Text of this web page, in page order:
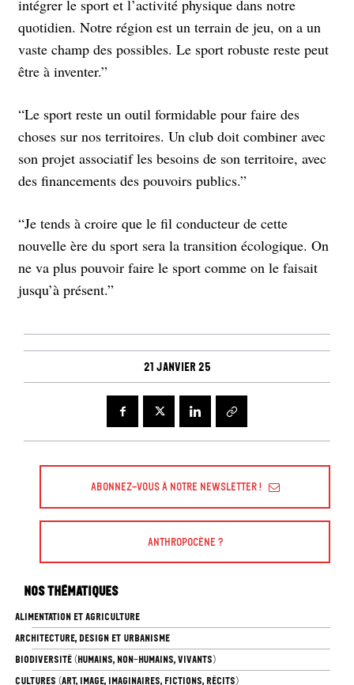
intégrer le sport et l’activité physique dans notre
quotidien. Notre région est un terrain de jeu, on a un
vaste champ des possibles. Le sport robuste reste peut
être à inventer.”
“Le sport reste un outil formidable pour faire des
choses sur nos territoires. Un club doit combiner avec
son projet associatif les besoins de son territoire, avec
des financements des pouvoirs publics.”
“Je tends à croire que le fil conducteur de cette
nouvelle ère du sport sera la transition écologique. On
ne va plus pouvoir faire le sport comme on le faisait
jusqu’à présent.”
21 janvier 25
Abonnez-vous à Notre Newsletter !
Anthropocène ?
Nos thématiques
ALIMENTATION ET AGRICULTURE
ARCHITECTURE, DESIGN ET URBANISME
BIODIVERSITÉ (HUMAINS, NON-HUMAINS, VIVANTS)
CULTURES (ART, IMAGE, IMAGINAIRES, FICTIONS, RÉCITS)